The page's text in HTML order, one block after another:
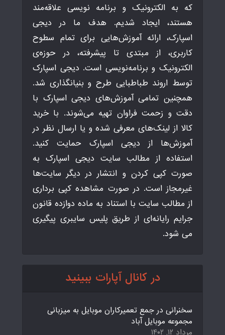
که به الکترونیک و برنامه نویسی علاقه‌مند
هستند، ایجاد شدیم. هدف ما در دیجی
اسپارک، ارائه آموزش‌هایی برای تمام سطوح
کاربری، از مبتدی تا پیشرفته، در حوزه‌ی
الکترونیک و برنامه‌نویسی است. دیجی اسپارک
توسط اروند طباطبایی طرح و بنیانگذاری شد.
همچنین تمامی آموزش‌های دیجی اسپارک با
دقت و زحمت فراوان تهیه می‌شوند. با خرید
کالا از لینک‌های معرفی شده و یا ارسال نظر در
آموزش‌ها از دیجی اسپارک حمایت کنید.
استفاده از مطالب سایت دیجی اسپارک به
صورت کپی کردن و انتشار در دیگر سایت‌ها
غیرمجاز است. در صورت مشاهده کپی برداری
از مطالب سایت با استناد به ماده دوازده قانون
جرایم رایانه‌ای از طریق پلیس سایبری پیگیری
می شود.
در کانال آپارات ببینید
سخنرانی در جمع تعمیرکاران موبایل به میزبانی
مجموعه موبایل آباد